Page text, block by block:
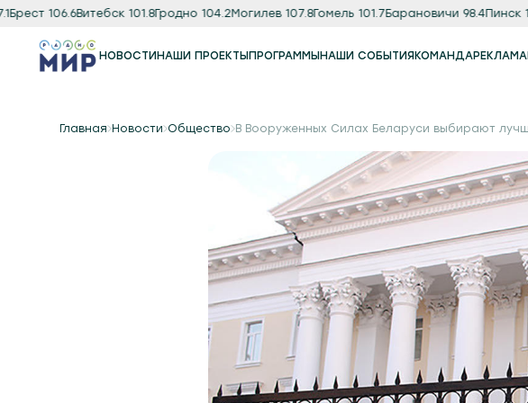
106.6Витебск 101.8Гродно 104.2Могилев 107.8Гомель 101.7Барановичи 98.4 Пинск 103.2
НОВОСТИ НАШИ ПРОЕКТЫ ПРОГРАММЫ НАШИ СОБЫТИЯ КОМАНДАРЕКЛАМА
Главная Новости Общество В Вооруженных Силах Беларуси выбирают